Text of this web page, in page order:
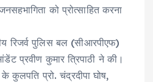
को प्रोत्साहित करना
रिजर्व पुलिस बल (सीआरपीएफ)
प्रवीण कुमार त्रिपाठी ने की।
कुलपति प्रो. चंद्रदीपा घोष,